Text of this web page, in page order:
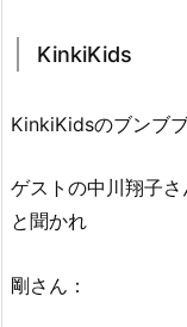
KinkiKids
KinkiKidsのブンブ
ゲストの中川翔子さ
と聞かれ
剛さん：